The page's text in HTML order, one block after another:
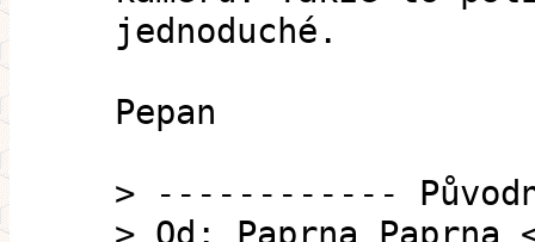
jednoduché.
Pepan
> ------------